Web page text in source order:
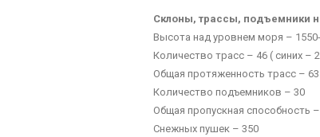
Склоны, трассы, подъемники
Высота над уровнем моря –
Количество трасс – 46 ( синих –
Общая протяженность трасс –
Количество подъемников – 30
Общая пропускная способность
Снежных пушек – 350